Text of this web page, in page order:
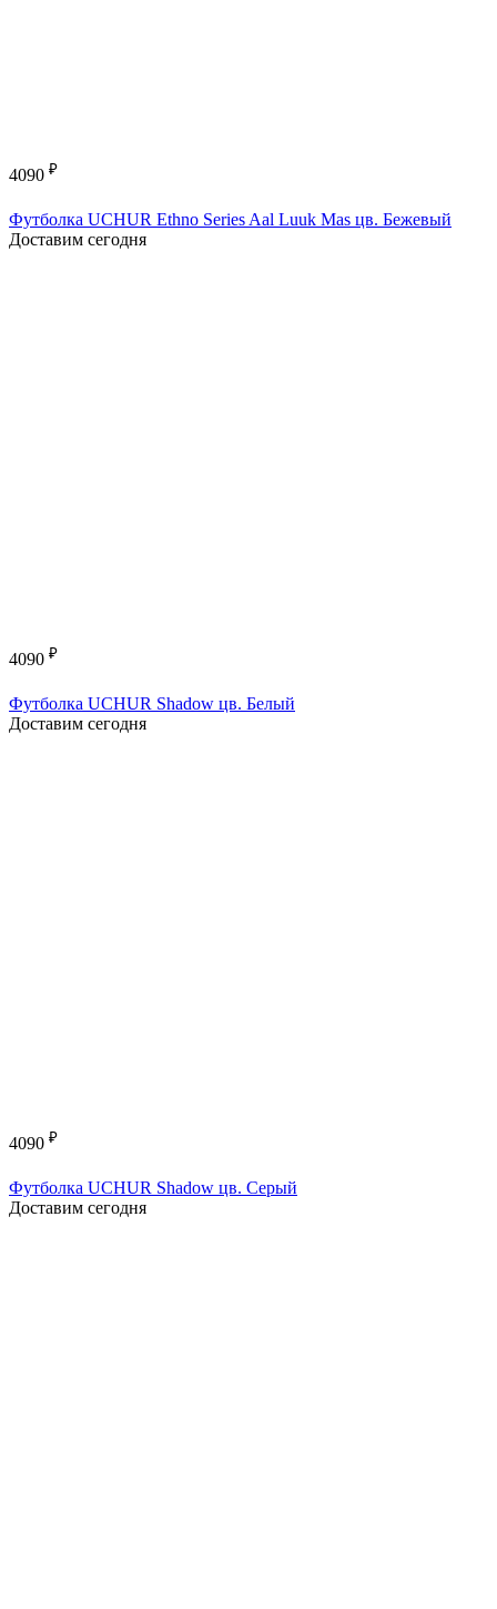
4090 ₽
Футболка UCHUR Ethno Series Aal Luuk Mas цв. Бежевый
Доставим сегодня
4090 ₽
Футболка UCHUR Shadow цв. Белый
Доставим сегодня
4090 ₽
Футболка UCHUR Shadow цв. Серый
Доставим сегодня